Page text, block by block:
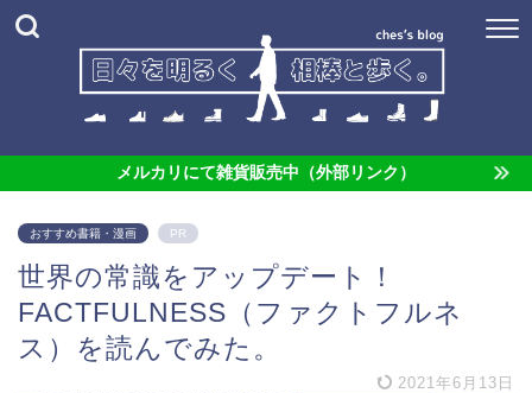
メルカリにて雑貨販売中（外部リンク）
おすすめ書籍・漫画 PR
世界の常識をアップデート！
FACTFULNESS（ファクトフルネ
ス）を読んでみた。
2021年6月13日